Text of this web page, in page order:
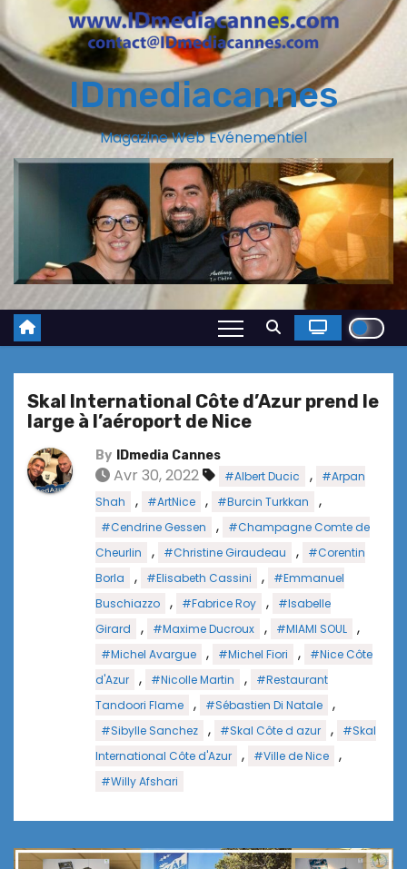
IDmediacannes
Magazine Web Evénementiel
Skal International Côte d’Azur prend le
large à l’aéroport de Nice
By IDmedia Cannes
Avr 30, 2022 #Albert Ducic ,
#Arpan
Shah
, #ArtNice , #Burcin Turkkan ,
#Cendrine Gessen ,
#Champagne Comte de
Cheurlin
, #Christine Giraudeau ,
#Corentin
Borla
, #Elisabeth Cassini ,
#Emmanuel
Buschiazzo
, #Fabrice Roy ,
#Isabelle
Girard
, #Maxime Ducroux , #MIAMI SOUL ,
#Michel Avargue , #Michel Fiori ,
#Nice Côte
d'Azur
, #Nicolle Martin ,
#Restaurant
Tandoori Flame
, #Sébastien Di Natale ,
#Sibylle Sanchez , #Skal Côte d azur ,
#Skal
International Côte d'Azur
, #Ville de Nice ,
#Willy Afshari